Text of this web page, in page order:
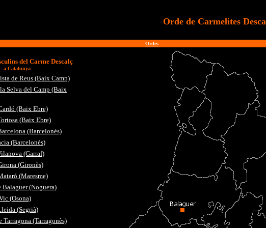
Orde de Carmelites
Ordes
del Carme Descalç
a Catalunya
de Reus (Baix Camp)
Selva del Camp (Baix
(Baix Ebre)
(Baix Ebre)
(Barcelonès)
(Barcelonès)
(Garraf)
(Gironès)
(Maresme)
Balaguer (Noguera)
(Osona)
(Segrià)
Tarragona (Tarragonès)